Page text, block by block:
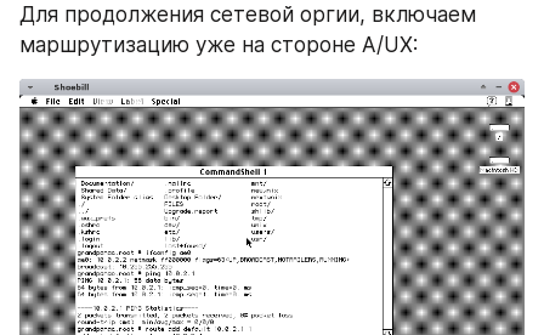
Для продолжения сетевой оргии, включаем
маршрутизацию уже на стороне A/UX: